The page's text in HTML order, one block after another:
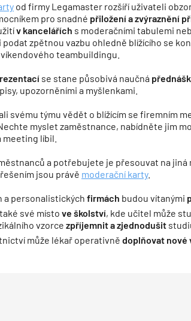
od firmy Legamaster rozšíří uživateli
pro snadné přiložení a zvýraznění
v kancelářích s moderačními tabulemi
podat zpětnou vazbu ohledně blížícího se
víkendového teambuildingu.
se stane působivá naučná
upozorněními a myšlenkami.
svému týmu vědět o blížícím se firemním
myslet zaměstnance, nabídněte jim
meeting líbil.
a potřebujete je přesouvat na jiná
jsou právě moderační karty.
a personalistických firmách budou vítanými
své místo ve školství, kde učitel může
vzorce zpříjemnit a zjednodušit
může lékař operativně doplňovat nové